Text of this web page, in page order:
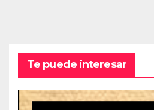
Te puede interesar